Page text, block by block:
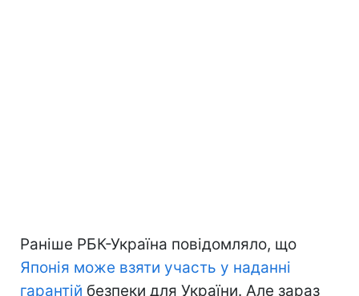
Раніше РБК-Україна повідомляло, що
Японія може взяти участь у наданні
гарантій безпеки для України. Але зараз